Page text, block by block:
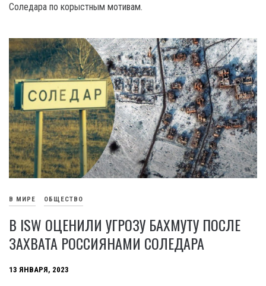
Соледара по корыстным мотивам.
В МИРЕ ОБЩЕСТВО
В ISW ОЦЕНИЛИ УГРОЗУ БАХМУТУ ПОСЛЕ
ЗАХВАТА РОССИЯНАМИ СОЛЕДАРА
13 ЯНВАРЯ, 2023